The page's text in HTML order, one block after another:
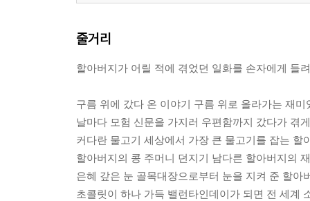
줄거리
할아버지가 어릴 적에 겪었던 일화를 손자에게 들
구름 위에 갔다 온 이야기 구름 위로 올라가는 재
날마다 모험 신문을 가지러 우편함까지 갔다가 겪
커다란 물고기 세상에서 가장 큰 물고기를 잡는 할
할아버지의 콩 주머니 던지기 남다른 할아버지의
은혜 갚은 눈 골목대장으로부터 눈을 지켜 준 할
초콜릿이 하나 가득 밸런타인데이가 되면 전 세계